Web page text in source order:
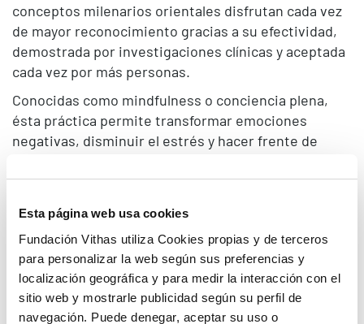
Esta página web usa cookies
Fundación Vithas utiliza Cookies propias y de terceros
para personalizar la web según sus preferencias y
localización geográfica y para medir la interacción con el
sitio web y mostrarle publicidad según su perfil de
navegación. Puede denegar, aceptar su uso o
conceptos milenarios orientales disfrutan cada vez
de mayor reconocimiento gracias a su efectividad,
demostrada por investigaciones clínicas y aceptada
cada vez por más personas.
Conocidas como mindfulness o conciencia plena,
ésta práctica permite transformar emociones
negativas, disminuir el estrés y hacer frente de
emocional que a diario experimentan los
técnicas del mindfulness, la Fundación Hospitales
Nisa ofrecerá los próximos 26 y 27 de febrero un
curso de Iniciación en Mindfulness dirigido a
profesionales de la salud e impartido por el